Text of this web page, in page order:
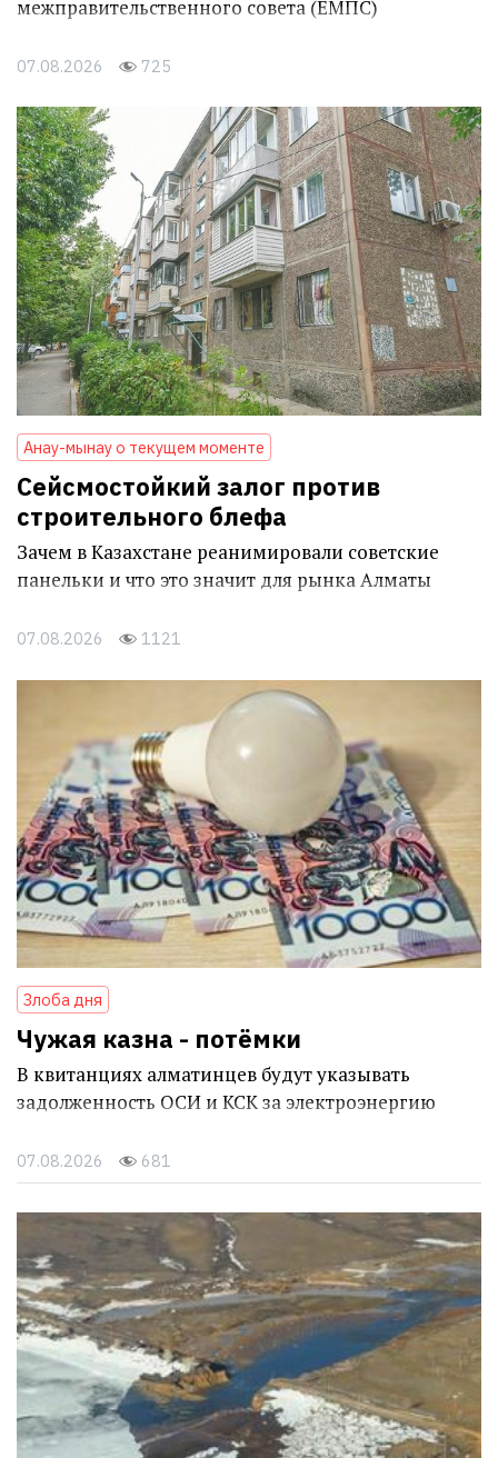
межправительственного совета (ЕМПС)
07.08.2026 725
Анау-мынау о текущем моменте
Сейсмостойкий залог против
строительного блефа
Зачем в Казахстане реанимировали советские
панельки и что это значит для рынка Алматы
07.08.2026 1121
Злоба дня
Чужая казна - потёмки
В квитанциях алматинцев будут указывать
задолженность ОСИ и КСК за электроэнергию
07.08.2026 681